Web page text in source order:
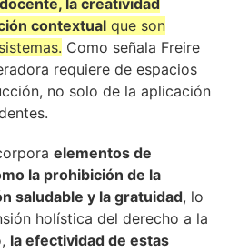
la creatividad
contextual que son
Como señala Freire
requiere de espacios
no solo de la aplicación
elementos de
la prohibición de la
saludable y la gratuidad, lo
holística del derecho a la
la efectividad de estas